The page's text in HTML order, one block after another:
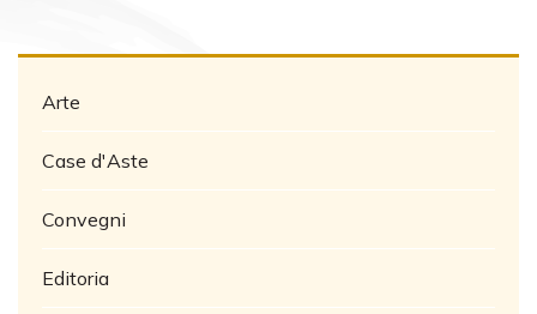
Arte
Case d'Aste
Convegni
Editoria